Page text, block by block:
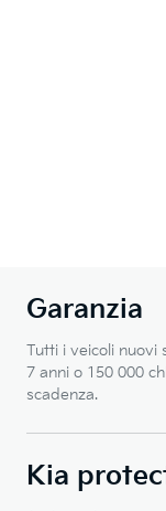
Garanzia
Tutti i veicoli nuovi
7 anni o 150 000
scadenza.
Kia